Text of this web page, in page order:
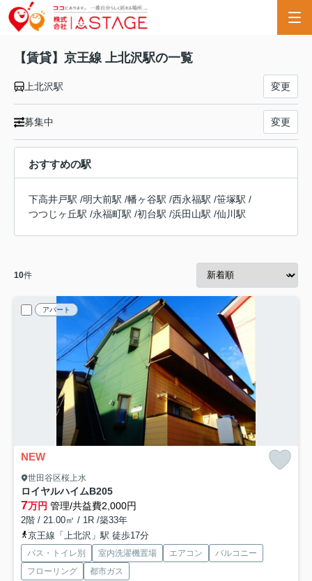
【賃貸】京王線 上北沢駅の一覧
上北沢駅 変更
募集中 変更
おすすめの駅
下高井戸駅 /明大前駅 /幡ヶ谷駅 /西永福駅 /笹塚駅 /
つつじヶ丘駅 /永福町駅 /初台駅 /浜田山駅 /仙川駅
10件
アパート
NEW
世田谷区桜上水
ロイヤルハイムB205
7万円 管理/共益費2,000円
2階 / 21.00㎡ / 1R /築33年
京王線「上北沢」駅 徒歩17分
バス・トイレ別 室内洗濯機置場 エアコン
バルコニー
フローリング
都市ガス